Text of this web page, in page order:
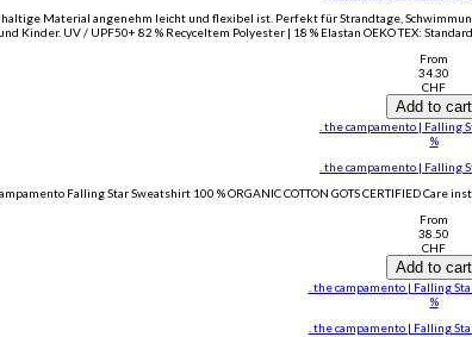
Material angenehm leicht und flexibel ist. Perfekt für Strandtage,
und Kinder. UV / UPF50+ 82 % Recyceltem Polyester | 18 % Elastan OEKO TEX:
From
34.30
CHF
Add to cart
. the campamento | Falling
%
. the campamento | Falling
Falling Star Sweatshirt 100 % ORGANIC COTTON GOTS CERTIFIED
From
38.50
CHF
Add to cart
. the campamento | Falling
%
. the campamento | Falling